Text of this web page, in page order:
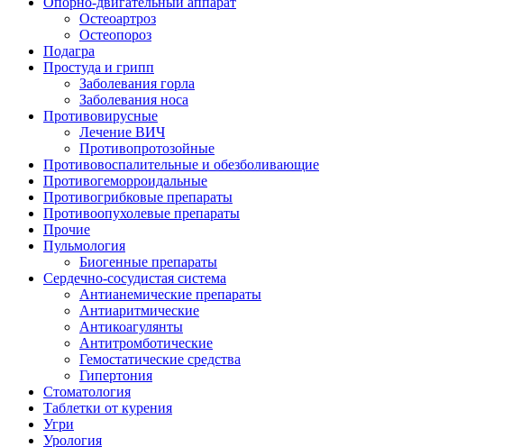
Остеоартроз
Остеопороз
Подагра
Простуда и грипп
Заболевания горла
Заболевания носа
Противовирусные
Лечение ВИЧ
Противопротозойные
Противовоспалительные и обезболивающие
Противогеморроидальные
Противогрибковые препараты
Противоопухолевые препараты
Прочие
Пульмология
Биогенные препараты
Сердечно-сосудистая система
Антианемические препараты
Антиаритмические
Антикоагулянты
Антитромботические
Гемостатические средства
Гипертония
Стоматология
Таблетки от курения
Угри
Урология